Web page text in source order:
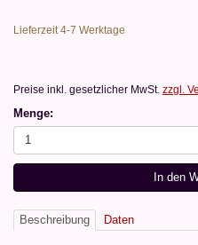
Lieferzeit 4-7 Werktage
Preise inkl. gesetzlicher MwSt. zzgl.
Menge:
1
In den
Beschreibung Daten